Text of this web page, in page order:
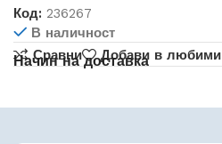
Код:236267
В наличност
Сравни
Добави в любими
Начин на доставка